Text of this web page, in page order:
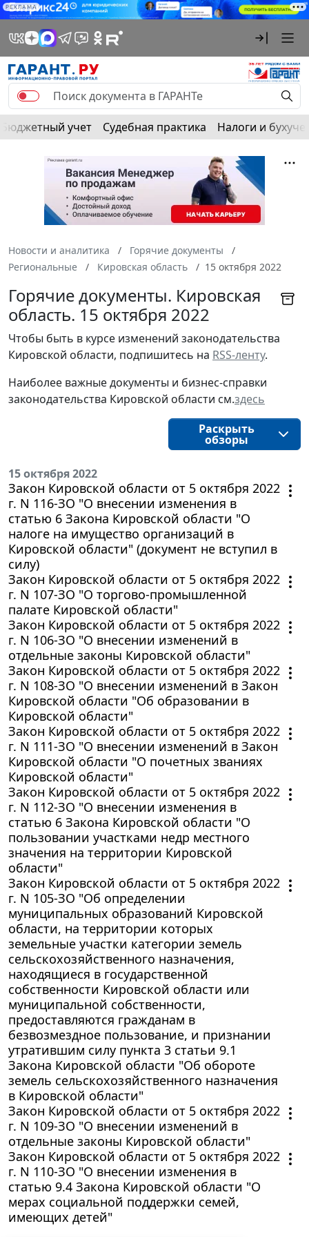
РЕКЛАМА
Бюджетный учет Судебная практика Налоги и
Новости и аналитика
Горячие документы
Региональные
Кировская область 15 октября 2022
Горячие документы. Кировская
область. 15 октября 2022
Чтобы быть в курсе изменений законодательства
Кировской области, подпишитесь на RSS-ленту.
Наиболее важные документы и бизнес-справки
законодательства Кировской области см.здесь
Раскрыть
обзоры
15 октября 2022
Закон Кировской области от 5 октября 2022
г. N 116-ЗО "О внесении изменения в
статью 6 Закона Кировской области "О
налоге на имущество организаций в
Кировской области" (документ не вступил в
силу)
Закон Кировской области от 5 октября 2022
г. N 107-ЗО "О торгово-промышленной
палате Кировской области"
Закон Кировской области от 5 октября 2022
г. N 106-ЗО "О внесении изменений в
отдельные законы Кировской области"
Закон Кировской области от 5 октября 2022
г. N 108-ЗО "О внесении изменений в Закон
Кировской области "Об образовании в
Кировской области"
Закон Кировской области от 5 октября 2022
г. N 111-ЗО "О внесении изменений в Закон
Кировской области "О почетных званиях
Кировской области"
Закон Кировской области от 5 октября 2022
г. N 112-ЗО "О внесении изменения в
статью 6 Закона Кировской области "О
пользовании участками недр местного
значения на территории Кировской
области"
Закон Кировской области от 5 октября 2022
г. N 105-ЗО "Об определении
муниципальных образований Кировской
области, на территории которых
земельные участки категории земель
сельскохозяйственного назначения,
находящиеся в государственной
собственности Кировской области или
муниципальной собственности,
предоставляются гражданам в
безвозмездное пользование, и признании
утратившим силу пункта 3 статьи 9.1
Закона Кировской области "Об обороте
земель сельскохозяйственного назначения
в Кировской области"
Закон Кировской области от 5 октября 2022
г. N 109-ЗО "О внесении изменений в
отдельные законы Кировской области"
Закон Кировской области от 5 октября 2022
г. N 110-ЗО "О внесении изменения в
статью 9.4 Закона Кировской области "О
мерах социальной поддержки семей,
имеющих детей"